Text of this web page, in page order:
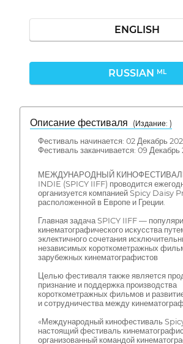
ENGLISH
RUSSIAN ML
Описание фестиваля
( Издание: )
Фестиваль начинается: 02 Декабрь
Фестиваль заканчивается: 09 Декабрь
МЕЖДУНАРОДНЫЙ
INDIE (SPICY IIFF) проводится
организуется компанией Spicy Daisy
расположенной в Европе и Греции.
Главная задача SPICY IIFF —
кинематографического искусства
эклектичного сочетания
независимых короткометражных
зарубежных кинематографистов
Целью фестиваля также является
признание и поддержка производства
короткометражных фильмов и
и сотрудничества между
«Международный кинофестиваль
настоящий фестиваль
организованный командой